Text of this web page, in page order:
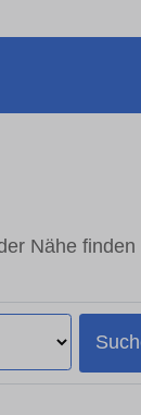
Nähe finden